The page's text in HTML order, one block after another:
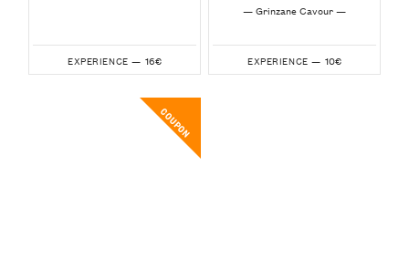
EXPERIENCE — 16€
— Grinzane Cavour —
EXPERIENCE — 10€
COUPON